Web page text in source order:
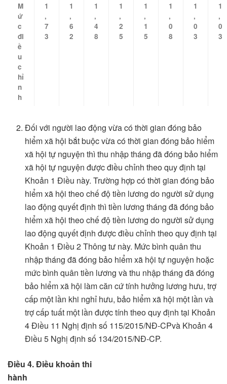
M
ứ
c
đi
ề
u
c
hỉ
n
h
1
,
7
3
1
,
6
2
1
,
4
8
1
,
2
5
1
,
1
5
1
,
0
8
1
,
0
3
1
,
0
3
Đối với người lao động vừa có thời gian đóng bảo
hiểm xã hội bắt buộc vừa có thời gian đóng bảo hiểm
xã hội tự nguyện thì thu nhập tháng đã đóng bảo hiểm
xã hội tự nguyện được điều chỉnh theo quy định tại
Khoản 1 Điều này. Trường hợp có thời gian đóng bảo
hiểm xã hội theo chế độ tiền lương do người sử dụng
lao động quyết định thì tiền lương tháng đã đóng bảo
hiểm xã hội theo chế độ tiền lương do người sử dụng
lao động quyết định được điều chỉnh theo quy định tại
Khoản 1 Điều 2 Thông tư này. Mức bình quân thu
nhập tháng đã đóng bảo hiểm xã hội tự nguyện hoặc
mức bình quân tiền lương và thu nhập tháng đã đóng
bảo hiểm xã hội làm căn cứ tính hưởng lương hưu, trợ
cấp một lần khi nghỉ hưu, bảo hiểm xã hội một lần và
trợ cấp tuất một lần được tính theo quy định tại Khoản
4 Điều 11 Nghị định số 115/2015/NĐ-CPvà Khoản 4
Điều 5 Nghị định số 134/2015/NĐ-CP.
Điều 4. Điều khoản thi
hành